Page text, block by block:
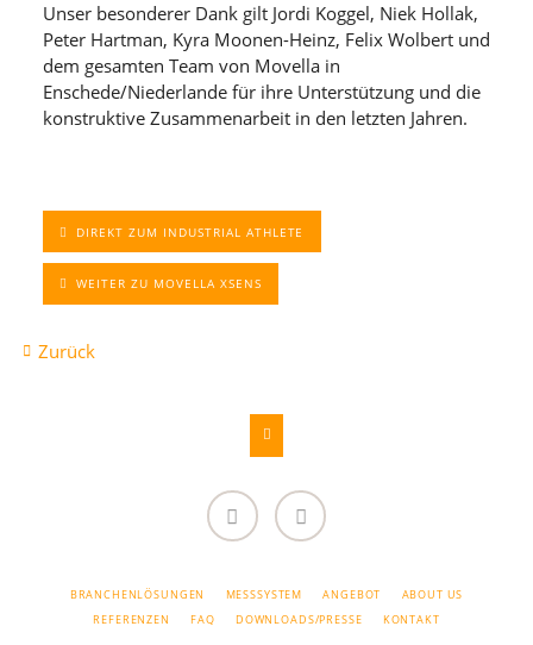
Unser besonderer Dank gilt Jordi Koggel, Niek Hollak,
Peter Hartman, Kyra Moonen-Heinz, Felix Wolbert und
dem gesamten Team von Movella in
Enschede/Niederlande für ihre Unterstützung und die
konstruktive Zusammenarbeit in den letzten Jahren.
DIREKT ZUM INDUSTRIAL ATHLETE
WEITER ZU MOVELLA XSENS
Zurück
NAVIGATION
BRANCHENLÖSUNGEN MESSSYSTEM ANGEBOT
ABOUT US
REFERENZEN
FAQ DOWNLOADS/PRESSE KONTAKT